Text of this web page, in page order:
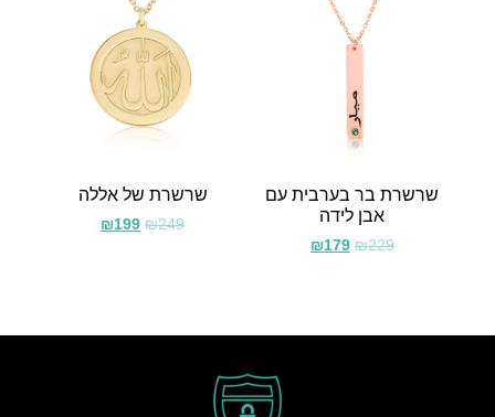
שרשרת בר בערבית עם
אבן לידה
₪229
₪179
שרשרת של אללה
₪249
₪199